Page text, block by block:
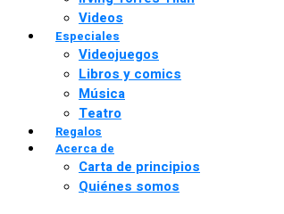
Videos
Especiales
Videojuegos
Libros y comics
Música
Teatro
Regalos
Acerca de
Carta de principios
Quiénes somos